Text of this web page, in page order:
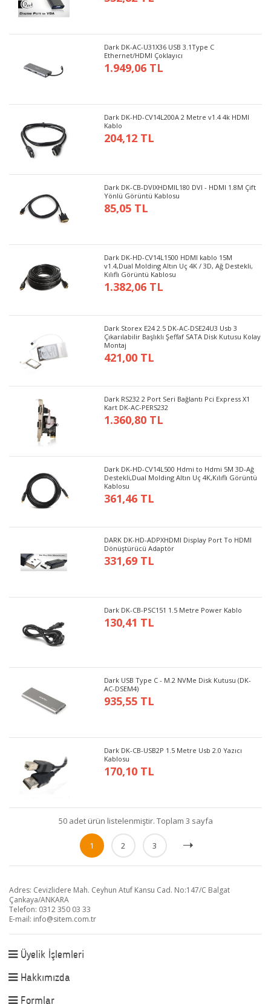
Dark DK-AC-U31X36 USB 3.1Type C
Ethernet/HDMI Çoklayıcı
1.949,06 TL
Dark DK-HD-CV14L200A 2 Metre v1.4 4k HDMI
Kablo
204,12 TL
Dark DK-CB-DVIXHDMIL180 DVI - HDMI 1.8M Çift
Yönlü Görüntü Kablosu
85,05 TL
Dark DK-HD-CV14L1500 HDMI kablo 15M
v1.4,Dual Molding Altın Uç 4K / 3D, Ağ Destekli,
Kılıflı Görüntü Kablosu
1.382,06 TL
Dark Storex E24 2.5 DK-AC-DSE24U3 Usb 3
Çıkarılabilir Başlıklı Şeffaf SATA Disk Kutusu Kolay
Montaj
421,00 TL
Dark RS232 2 Port Seri Bağlantı Pci Express X1
Kart DK-AC-PERS232
1.360,80 TL
Dark DK-HD-CV14L500 Hdmi to Hdmi 5M 3D-Ağ
Destekli,Dual Molding Altın Uç 4K,Kılıflı Görüntü
Kablosu
361,46 TL
DARK DK-HD-ADPXHDMI Display Port To HDMI
Dönüştürücü Adaptör
331,69 TL
Dark DK-CB-PSC151 1.5 Metre Power Kablo
130,41 TL
Dark USB Type C - M.2 NVMe Disk Kutusu (DK-
AC-DSEM4)
935,55 TL
Dark DK-CB-USB2P 1.5 Metre Usb 2.0 Yazıcı
Kablosu
170,10 TL
50 adet ürün listelenmiştir. Toplam 3 sayfa
1 2 3
Adres: Cevizlidere Mah. Ceyhun Atuf Kansu Cad. No:147/C Balgat
Çankaya/ANKARA
Telefon: 0312 350 03 33
E-mail: info@sitem.com.tr
Üyelik İşlemleri
Hakkımızda
Formlar